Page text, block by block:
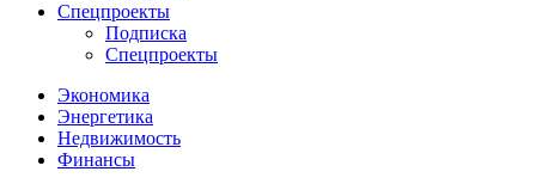
Спецпроекты
Подписка
Спецпроекты
Экономика
Энергетика
Недвижимость
Финансы